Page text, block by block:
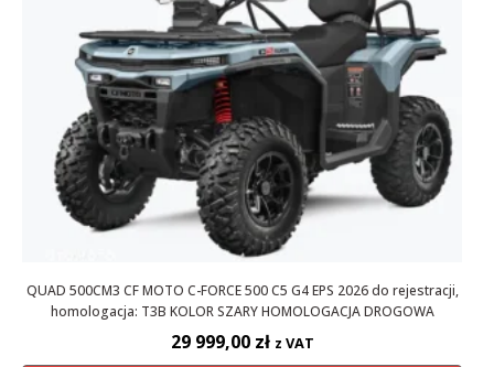
QUAD 500CM3 CF MOTO C-FORCE 500 C5 G4 EPS 2026 do rejestracji,
homologacja: T3B KOLOR SZARY HOMOLOGACJA DROGOWA
29 999,00 zł z VAT